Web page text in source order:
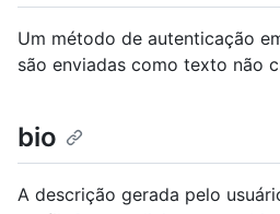
Um método de autenticação
são enviadas como texto não
bio
A descrição gerada pelo